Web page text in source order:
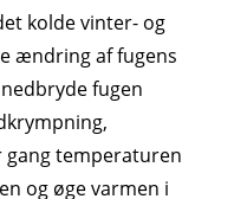
kolde vinter- og
ændring af fugens
fugen
gang temperaturen
og øge varmen i